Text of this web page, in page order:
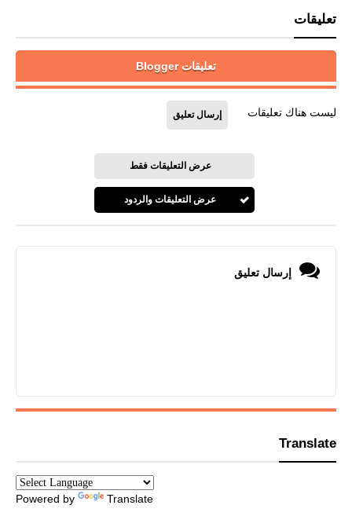
تعليقات
تعليقات Blogger
ليست هناك تعليقات إرسال تعليق
عرض التعليقات فقط
عرض التعليقات والردود
إرسال تعليق
Translate
Powered by Translate